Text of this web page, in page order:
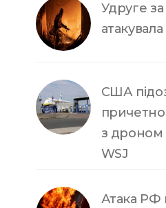
Удруге за
США
з дроном
WSJ
Атака РФ